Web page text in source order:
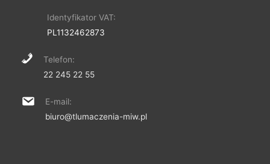
Identyfikator VAT:
PL1132462873
Telefon:
22 245 22 55
E-mail:
biuro@tlumaczenia-miw.pl